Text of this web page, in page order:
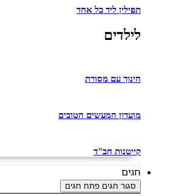
תפילין ליד כל אחד
לילדים
חינוך עם מסורת
מועדון המעשים הטובים
קייטנות חב"ד
חגים
סגור חגים פתח חגים